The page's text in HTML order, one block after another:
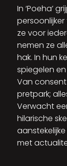
In ‘Poeha’
ze voor
nemen ze
hak. In hun
spiegelen
Van
pretpark;
Verwacht
hilarische
met